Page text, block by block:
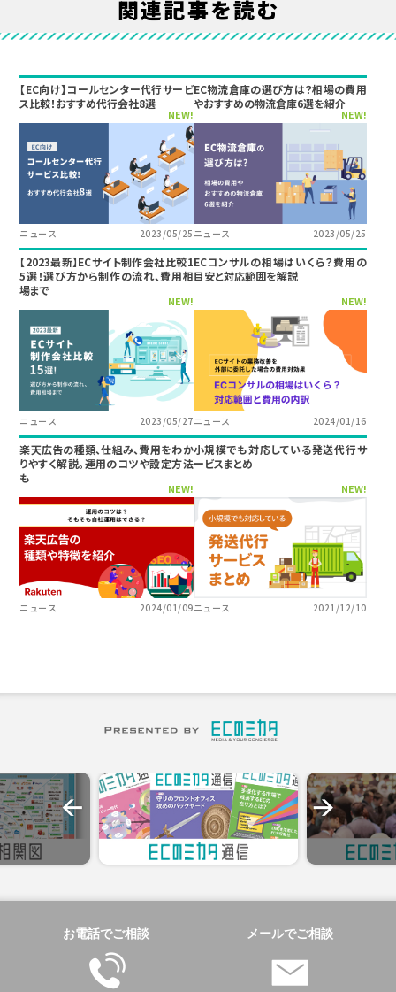
関連記事を読む
【EC向け】コールセンター代行サービ
ス比較！おすすめ代行会社8選
NEW!
ニュース 2023/05/25
EC物流倉庫の選び方は？相場の費用
やおすすめの物流倉庫6選を紹介
NEW!
ニュース 2023/05/25
【2023最新】ECサイト制作会社比較1
5選！選び方から制作の流れ、費用相
場まで
NEW!
ニュース 2023/05/27
ECコンサルの相場はいくら？費用の
目安と対応範囲を解説
NEW!
ニュース 2024/01/16
楽天広告の種類、仕組み、費用をわか
りやすく解説。運用のコツや設定方法
も
NEW!
ニュース 2024/01/09
小規模でも対応している発送代行サ
ービスまとめ
NEW!
ニュース 2021/12/10
お電話でご相談 メールでご相談